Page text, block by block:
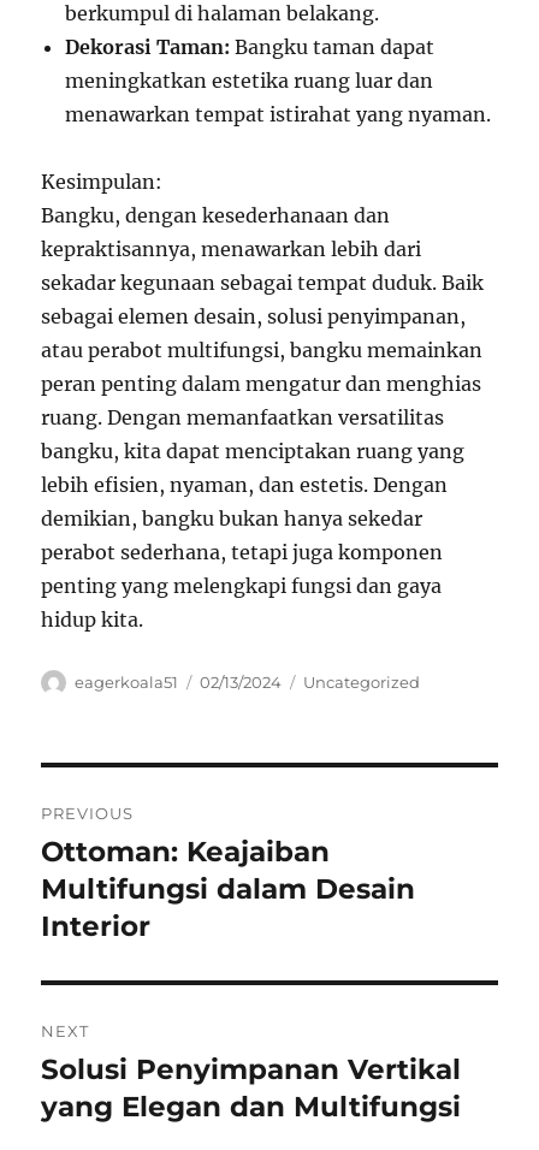
berkumpul di halaman belakang.
Dekorasi Taman: Bangku taman dapat
meningkatkan estetika ruang luar dan
menawarkan tempat istirahat yang nyaman.
Kesimpulan:
Bangku, dengan kesederhanaan dan
kepraktisannya, menawarkan lebih dari
sekadar kegunaan sebagai tempat duduk. Baik
sebagai elemen desain, solusi penyimpanan,
atau perabot multifungsi, bangku memainkan
peran penting dalam mengatur dan menghias
ruang. Dengan memanfaatkan versatilitas
bangku, kita dapat menciptakan ruang yang
lebih efisien, nyaman, dan estetis. Dengan
demikian, bangku bukan hanya sekedar
perabot sederhana, tetapi juga komponen
penting yang melengkapi fungsi dan gaya
hidup kita.
Author
eagerkoala51
Posted
02/13/2024 Categories
Uncategorized
pos
PREVIOUS
Previous
post:
Ottoman: Keajaiban
Multifungsi dalam Desain
Interior
NEXT
Next
post:
Solusi Penyimpanan Vertikal
yang Elegan dan Multifungsi